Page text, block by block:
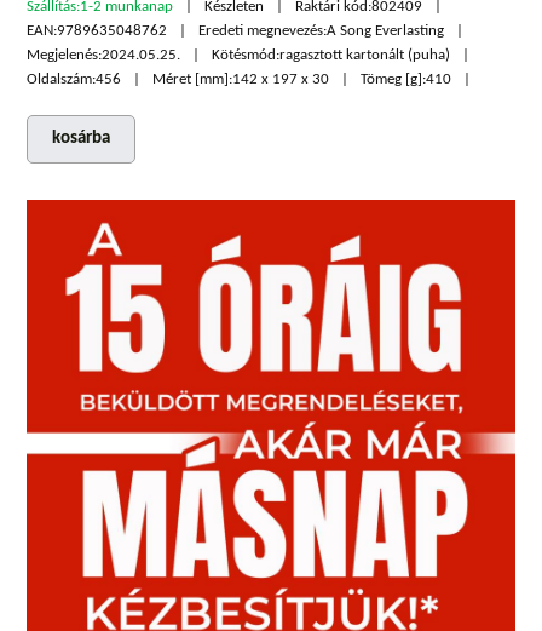
Szállítás:1-2 munkanap Készleten Raktári kód:802409
EAN:9789635048762 Eredeti megnevezés:A Song Everlasting
Megjelenés:2024.05.25. Kötésmód:ragasztott kartonált (puha)
Oldalszám:456 Méret [mm]:142 x 197 x 30 Tömeg [g]:410
kosárba